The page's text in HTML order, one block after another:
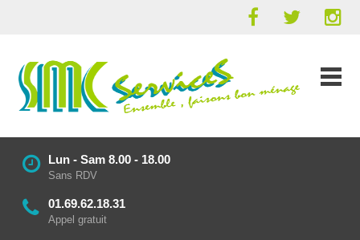
Lun - Sam 8.00 - 18.00
Sans RDV
01.69.62.18.31
Appel gratuit